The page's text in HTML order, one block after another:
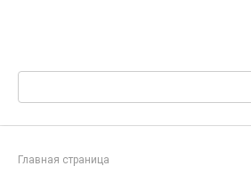
Поиск:
Главная страница